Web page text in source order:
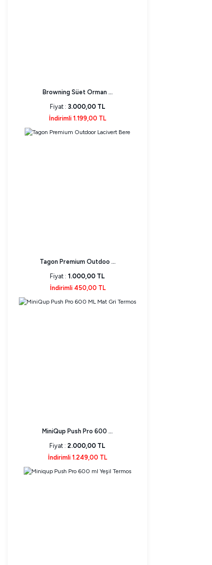
Browning Süet Orman ...
Fiyat : 3.000,00 TL
İndirimli 1.199,00 TL
Tagon Premium Outdoo ...
Fiyat : 1.000,00 TL
İndirimli 450,00 TL
MiniQup Push Pro 600 ...
Fiyat : 2.000,00 TL
İndirimli 1.249,00 TL